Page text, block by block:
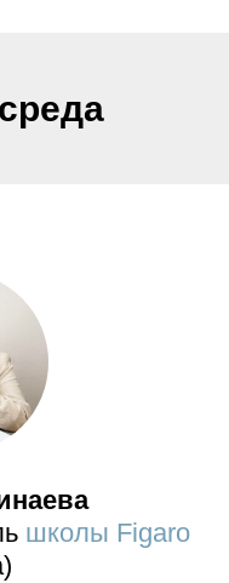
школы Figaro